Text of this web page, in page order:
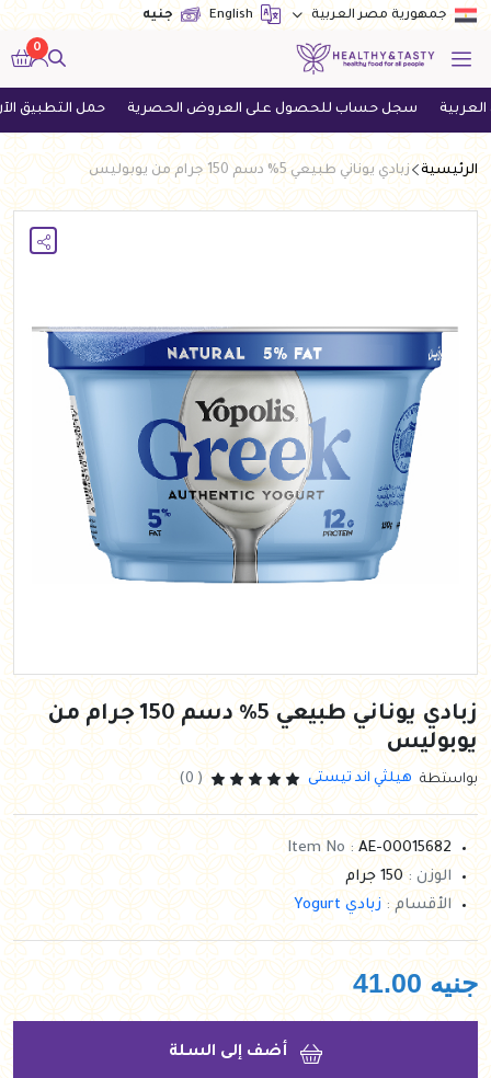
جمهورية مصر العربية English جنيه
0
سجل حساب للحصول على العروض الحصرية حمل التطبيق الآن
الرئيسية زبادي يوناني طبيعي 5% دسم 150 جرام من يوبوليس
زبادي يوناني طبيعي 5% دسم 150 جرام من
يوبوليس
بواستطة هيلثي اند تيستى ( 0)
Item No :AE-00015682
الوزن :150 جرام
الأقسام : زبادي Yogurt
جنيه 41.00
أضف إلى السلة